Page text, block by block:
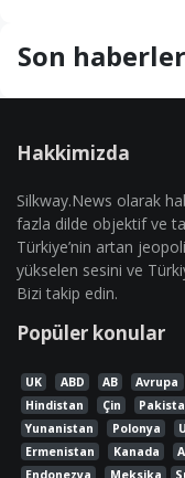
Son haberler
Hakkimizda
Silkway.News olarak
fazla dilde objektif ve
Türkiye’nin artan
yükselen sesini ve
Bizi takip edin.
Popüler konular
UK ABD AB Avrupa
Hindistan
Çin
Yunanistan
Polonya
Ermenistan
Kanada
Endonezya
Meksika